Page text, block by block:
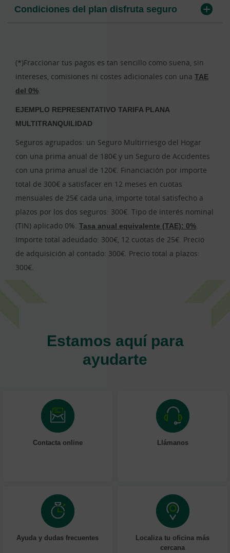
Condiciones del plan disfruta seguro
(*)Fraccionar tus pagos es tan sencillo como suena, sin
intereses, comisiones ni costes adicionales con una TAE
del 0%.
EJEMPLO REPRESENTATIVO TARIFA PLANA
MULTITRANQUILIDAD
Seguros agrupados: un Seguro Multirriesgo del Hogar
con una prima anual de 180€ y un Seguro de Accidentes
con una prima anual de 120€. Financiación por importe
total de 300€ a satisfacer en 12 meses en cuotas
mensuales de 25€ cada una, importe total satisfecho a
plazos por los dos seguros: 300€. Tipo de interés nominal
(TIN) aplicado 0%. Tasa anual equivalente (TAE): 0%.
Importe total adeudado: 300€, 12 cuotas de 25€. Precio
de adquisición al contado: 300€. Precio total a plazos:
300€.
Estamos aquí para
ayudarte
Contacta online Llámanos
Ayuda y dudas frecuentes
Localiza tu oficina más
cercana